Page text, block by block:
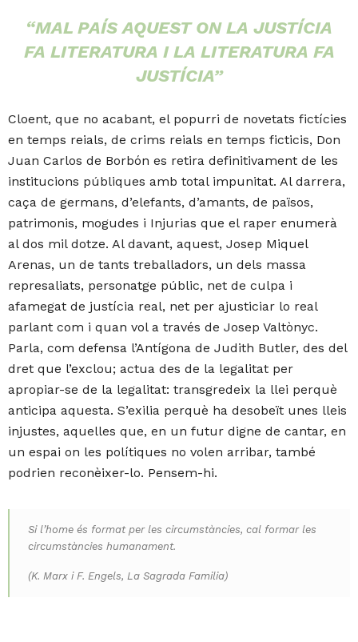
“MAL PAÍS AQUEST ON LA JUSTÍCIA
FA LITERATURA I LA LITERATURA FA
JUSTÍCIA”
Cloent, que no acabant, el popurri de novetats fictícies
en temps reials, de crims reials en temps ficticis, Don
Juan Carlos de Borbón es retira definitivament de les
institucions públiques amb total impunitat. Al darrera,
caça de germans, d’elefants, d’amants, de països,
patrimonis, mogudes i Injurias que el raper enumerà
al dos mil dotze. Al davant, aquest, Josep Miquel
Arenas, un de tants treballadors, un dels massa
represaliats, personatge públic, net de culpa i
afamegat de justícia real, net per ajusticiar lo real
parlant com i quan vol a través de Josep Valtònyc.
Parla, com defensa l’Antígona de Judith Butler, des del
dret que l’exclou; actua des de la legalitat per
apropiar-se de la legalitat: transgredeix la llei perquè
anticipa aquesta. S’exilia perquè ha desobeït unes lleis
injustes, aquelles que, en un futur digne de cantar, en
un espai on les polítiques no volen arribar, també
podrien reconèixer-lo. Pensem-hi.
Si l’home és format per les circumstàncies, cal formar les
circumstàncies humanament.
(K. Marx i F. Engels, La Sagrada Familia)